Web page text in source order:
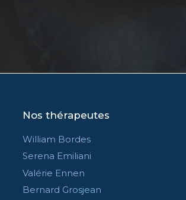
Nos thérapeutes
William Bordes
Serena Emiliani
Valérie Ennen
Bernard Grosjean